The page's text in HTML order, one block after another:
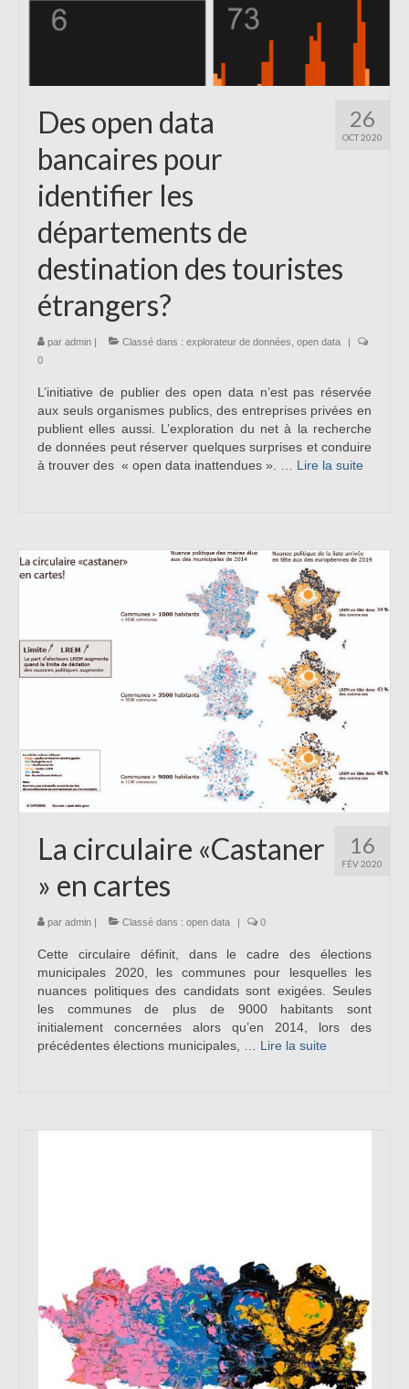
26
OCT 2020
Des open data
bancaires pour
identifier les
départements de
destination des touristes
étrangers?
par admin Classé dans : explorateur de données open data
0
L’initiative de publier des open data n’est pas réservée
aux seuls organismes publics, des entreprises privées en
publient elles aussi. L’exploration du net à la recherche
de données peut réserver quelques surprises et conduire
à trouver des « open data inattendues ». … Lire la suite­­
16
FÉV 2020
La circulaire «Castaner
» en cartes
par admin Classé dans : open data 0
Cette circulaire définit, dans le cadre des élections
municipales 2020, les communes pour lesquelles les
nuances politiques des candidats sont exigées. Seules
les communes de plus de 9000 habitants sont
initialement concernées alors qu’en 2014, lors des
précédentes élections municipales, … Lire la suite­­